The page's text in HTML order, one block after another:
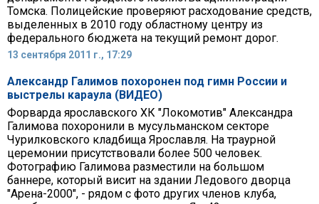
Томска. Полицейские проверяют расходование средств,
выделенных в 2010 году областному центру из
федерального бюджета на текущий ремонт дорог.
13 сентября 2011 г., 17:29
Александр Галимов похоронен под гимн России и
выстрелы караула (ВИДЕО)
Форварда ярославского ХК "Локомотив" Александра
Галимова похоронили в мусульманском секторе
Чурилковского кладбища Ярославля. На траурной
церемонии присутствовали более 500 человек.
Фотографию Галимова разместили на большом
баннере, который висит на здании Ледового дворца
"Арена-2000", - рядом с фото других членов клуба,